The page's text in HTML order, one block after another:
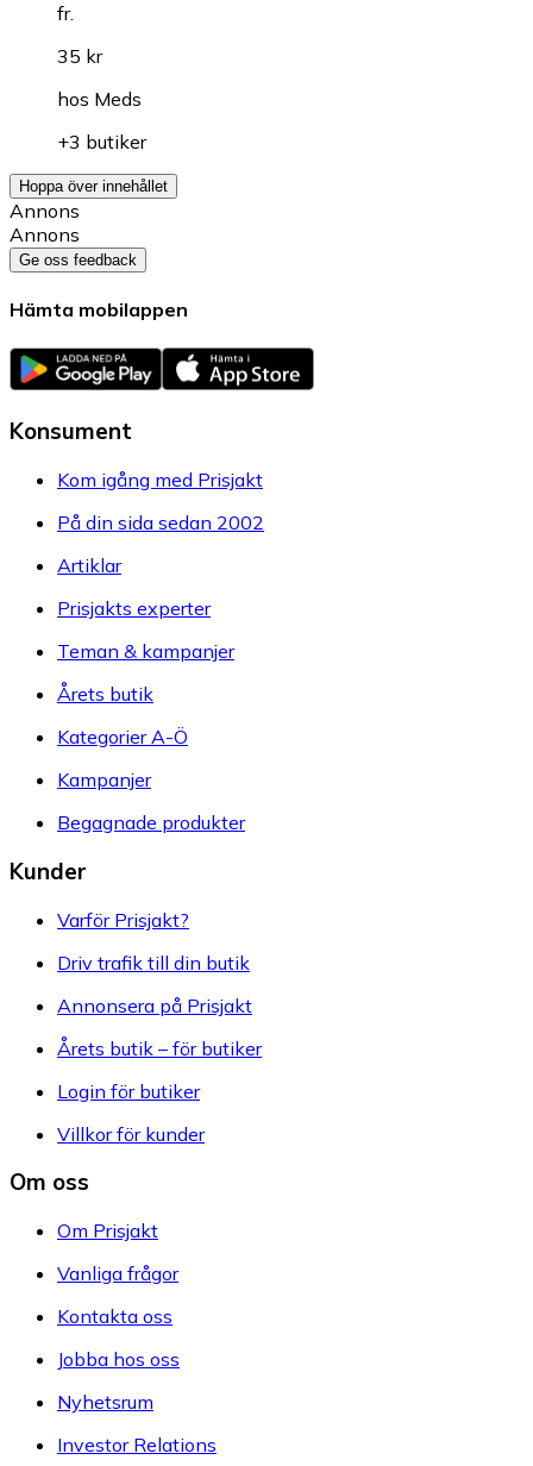
fr.
35 kr
hos Meds
+3 butiker
Hoppa över innehållet
Annons
Annons
Ge oss feedback
Hämta mobilappen
Konsument
Kom igång med Prisjakt
På din sida sedan 2002
Artiklar
Prisjakts experter
Teman & kampanjer
Årets butik
Kategorier A-Ö
Kampanjer
Begagnade produkter
Kunder
Varför Prisjakt?
Driv trafik till din butik
Annonsera på Prisjakt
Årets butik – för butiker
Login för butiker
Villkor för kunder
Om oss
Om Prisjakt
Vanliga frågor
Kontakta oss
Jobba hos oss
Nyhetsrum
Investor Relations